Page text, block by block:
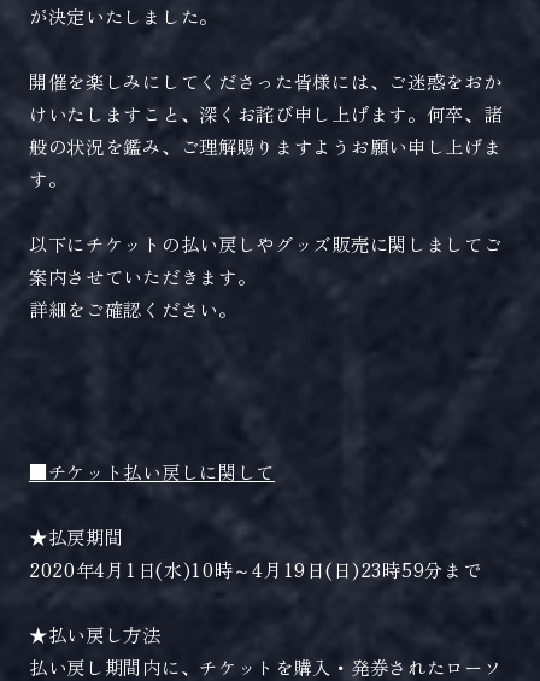
が決定いたしました。
開催を楽しみにしてくださった皆様には、ご迷惑をおか
けいたしますこと、深くお詫び申し上げます。何卒、諸
般の状況を鑑み、ご理解賜りますようお願い申し上げま
す。
以下にチケットの払い戻しやグッズ販売に関しましてご
案内させていただきます。
詳細をご確認ください。
■チケット払い戻しに関して
★払戻期間
2020年4月1日(水)10時～4月19日(日)23時59分まで
★払い戻し方法
払い戻し期間内に、チケットを購入・発券されたローソ